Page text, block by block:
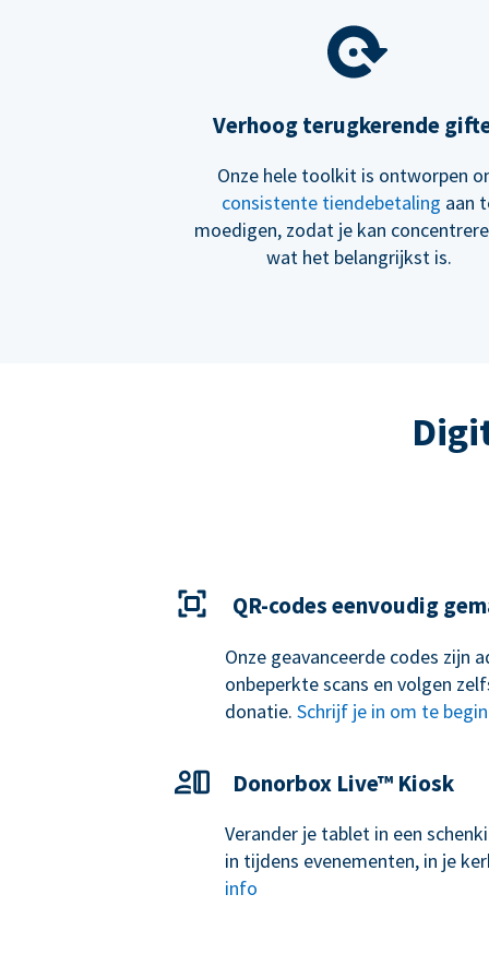
Verhoog terugkerende
Onze hele toolkit is ontworpen
consistente tiendebetaling aan
moedigen, zodat je kan
wat het belangrijkst is.
QR-codes eenvoudig
Onze geavanceerde codes zijn
onbeperkte scans en volgen
donatie. Schrijf je in om te
Donorbox Live™ Kiosk
Verander je tablet in een
in tijdens evenementen, in je
info